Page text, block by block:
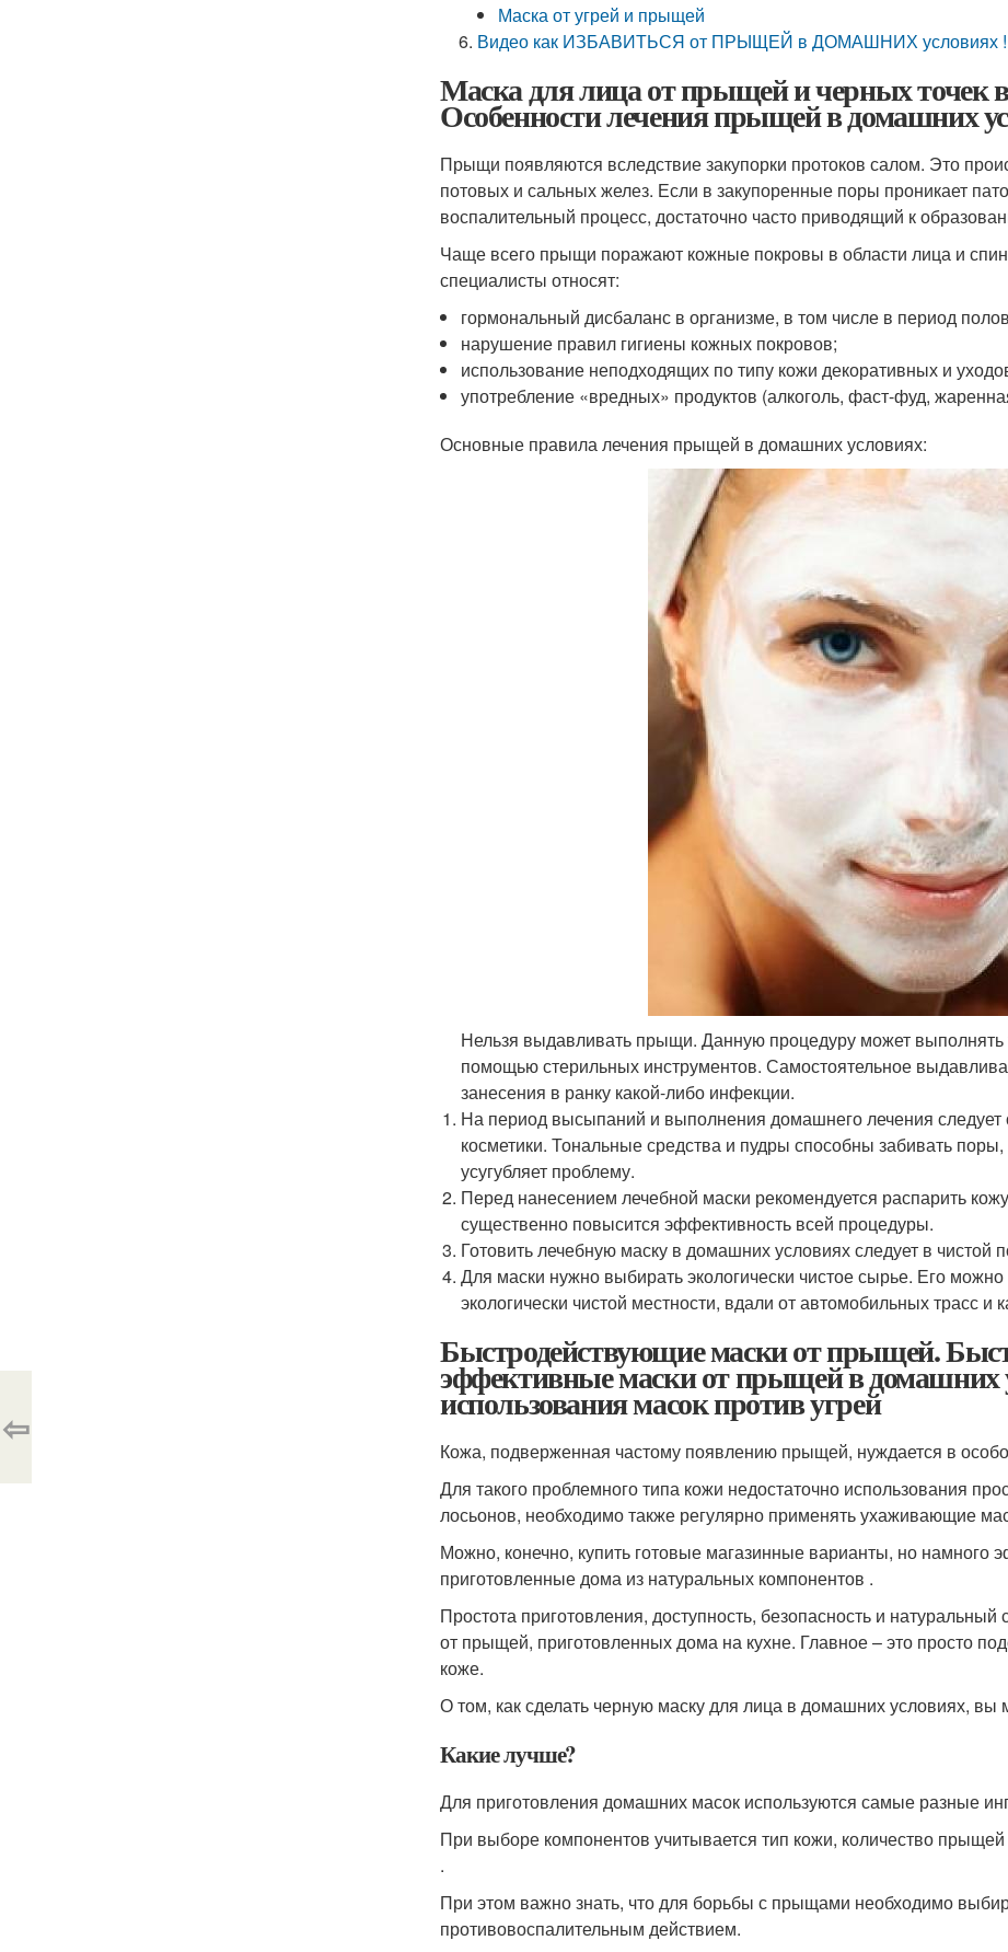
Маска от угрей и прыщей
Видео как ИЗБАВИТЬСЯ от ПРЫЩЕЙ в ДОМАШНИХ условиях !
Маска для лица от прыщей и черных точек
Особенности лечения прыщей в домашних
Прыщи появляются вследствие закупорки протоков салом. Это
потовых и сальных желез. Если в закупоренные поры проникает
воспалительный процесс, достаточно часто приводящий к
Чаще всего прыщи поражают кожные покровы в области лица и
специалисты относят:
гормональный дисбаланс в организме, в том числе в период
нарушение правил гигиены кожных покровов;
использование неподходящих по типу кожи декоративных и
употребление «вредных» продуктов (алкоголь, фаст-фуд,
Основные правила лечения прыщей в домашних условиях:
Нельзя выдавливать прыщи. Данную процедуру может выполнять
помощью стерильных инструментов. Самостоятельное
занесения в ранку какой-либо инфекции.
На период высыпаний и выполнения домашнего лечения следует
косметики. Тональные средства и пудры способны забивать
усугубляет проблему.
Перед нанесением лечебной маски рекомендуется распарить
существенно повысится эффективность всей процедуры.
Готовить лечебную маску в домашних условиях следует в чистой
Для маски нужно выбирать экологически чистое сырье. Его можно
экологически чистой местности, вдали от автомобильных трасс и
Быстродействующие маски от прыщей.
эффективные маски от прыщей в домашних
использования масок против угрей
Кожа, подверженная частому появлению прыщей, нуждается в
Для такого проблемного типа кожи недостаточно использования
лосьонов, необходимо также регулярно применять ухаживающие
Можно, конечно, купить готовые магазинные варианты, но намного
приготовленные дома из натуральных компонентов .
Простота приготовления, доступность, безопасность и
от прыщей, приготовленных дома на кухне. Главное – это просто
коже.
О том, как сделать черную маску для лица в домашних условиях, вы
Какие лучше?
Для приготовления домашних масок используются самые разные
При выборе компонентов учитывается тип кожи, количество
.
При этом важно знать, что для борьбы с прыщами необходимо
противовоспалительным действием.
⇦